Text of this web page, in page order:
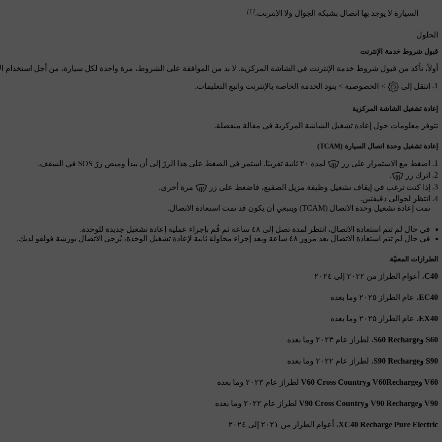
السيارة لا يوجد بها اتصال بشبكة الجوال ولا الإنترنت.[1]
الحلول
قبول شروط خدمة الإنترنت
أولاً، تأكد من قبول شروط خدمة الإنترنت في الشاشة المركزية. لا بد من الموافقة على الشروط، مرة واحدة لكل سيارة، من أجل استخدام
انتقل إلى > الخصوصية > بنود الخدمة الخاصة بالإنترنت واتبع التعليمات.
إعادة تشغيل الشاشة المركزية
تتوفر معلومات حول إعادة تشغيل الشاشة المركزية في مقالة منفصلة.
إعادة تشغيل وحدة اتصال السيارة (TCAM)
اضغط مع الاستمرار على زر لمدة ٢٠ ثانية تقريبًا. استمر في الضغط على هذا الزرّ إلى أن يبدأ وميض زرّ SOS في السقف.
اترك زر
إذا كنت ترغب في إيقاف تشغيل وظيفة مزيل الصقيع، فاضغط على زر
مرة أخرى.
انتظر لحوالي دقيقتين.
تمت إعادة تشغيل وحدة الاتصال (TCAM) وينبغي أن يكون قد تمت استعادة الاتصال.
في حال لم تتم استعادة الاتصال، انتظر لمدة تصل إلى ٤٨ ساعة ثم قُم بإجراء عملية إعادة تشغيل جديدة للوحدة.
في حال لم تتم استعادة الاتصال بعد مرور ٤٨ ساعة وبعد إجراء محاولة ثانية لإعادة تشغيل الوحدة، يُرجى الاتصال بورشة فولفو لديك.
الطرازات المعنيّة
C40، أعوام الطراز من ٢٠٢٢ إلى ٢٠٢٤
EC40، عام الطراز ٢٠٢٥ وما بعده
EX40، عام الطراز ٢٠٢٥ وما بعده
S60 وS60 Recharge ، لطراز عام ٢٠٢٣ وما بعده
S90 وS90 Recharge ، لطراز عام ٢٠٢٢ وما بعده
V60 وV60Recharge وV60 Cross Country لطراز عام ٢٠٢٣ وما بعده
V90 وV90 Recharge وV90 Cross Country لطراز عام ٢٠٢٢ وما بعده
XC40 Recharge Pure Electric، أعوام الطراز من ٢٠٢١ إلى ٢٠٢٤